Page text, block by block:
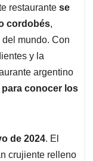
restaurante se
cordobés,
mundo. Con
y la
argentino
conocer los
de 2024. El
crujiente relleno